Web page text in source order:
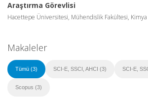
Araştırma Görevlisi
Hacettepe Üniversitesi, Mühendislik Fakültesi,
Makaleler
Tümü (3) SCI-E, SSCI, AHCI (3) SCI-E,
Scopus (3)